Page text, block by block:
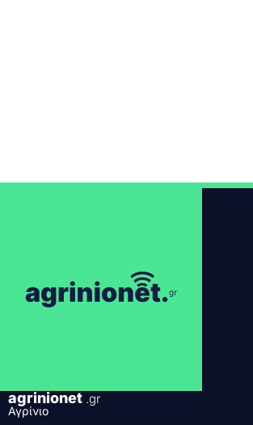
agrinionet .gr
Αγρίνιο